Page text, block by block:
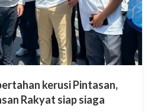
kerusi Pintasan,
Rakyat siap siaga